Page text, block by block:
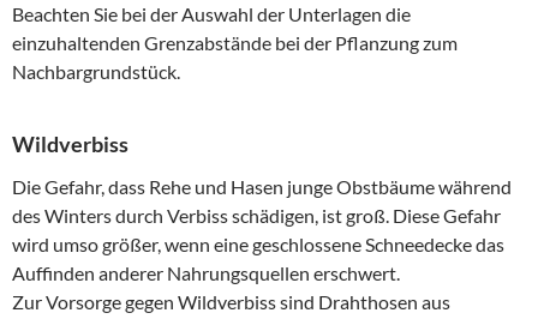
Beachten Sie bei der Auswahl der Unterlagen die
einzuhaltenden Grenzabstände bei der Pflanzung zum
Nachbargrundstück.
Wildverbiss
Die Gefahr, dass Rehe und Hasen junge Obstbäume während
des Winters durch Verbiss schädigen, ist groß. Diese Gefahr
wird umso größer, wenn eine geschlossene Schneedecke das
Auffinden anderer Nahrungsquellen erschwert.
Zur Vorsorge gegen Wildverbiss sind Drahthosen aus